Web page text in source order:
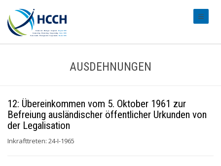
AUSDEHNUNGEN
12: Übereinkommen vom 5. Oktober 1961 zur
Befreiung ausländischer öffentlicher Urkunden von
der Legalisation
Inkrafttreten: 24-I-1965